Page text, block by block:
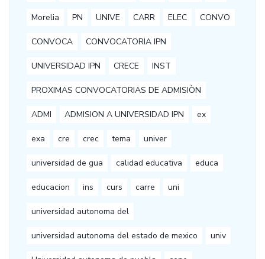
Morelia PN UNIVE CARR ELEC CONVO
CONVOCA CONVOCATORIA IPN
UNIVERSIDAD IPN CRECE INST
PROXIMAS CONVOCATORIAS DE ADMISIÒN
ADMI ADMISION A UNIVERSIDAD IPN ex
exa cre crec tema univer
universidad de gua calidad educativa educa
educacion ins curs carre uni
universidad autonoma del
universidad autonoma del estado de mexico univ